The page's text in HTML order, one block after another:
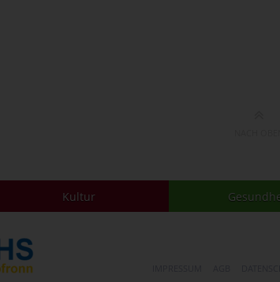
Kultur